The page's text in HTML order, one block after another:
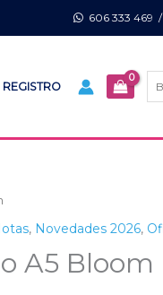
606 333 469 /
REGISTRO
, Novedades 2026,
A5 Bloom